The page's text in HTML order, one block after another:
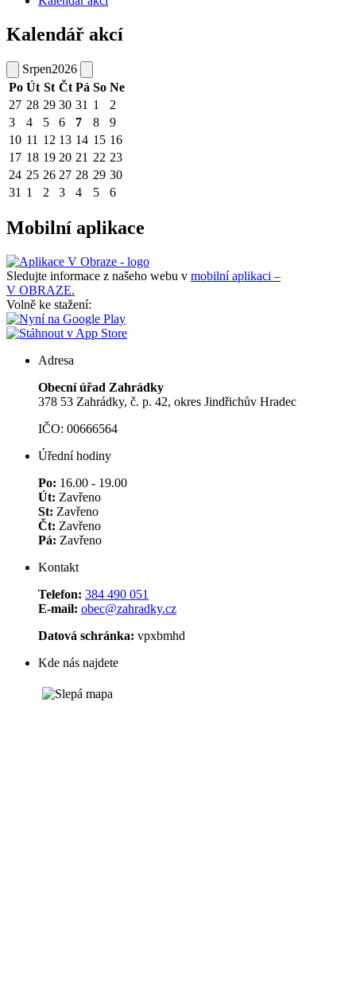
Kalendář akcí
Srpen2026
Po Út St Čt Pá So Ne
27 28 29 30 31 1
2
3
4 5 6 7 8
9
10 11 12 13 14 15 16
17 18 19 20 21 22 23
24 25 26 27 28 29 30
31 1 2 3 4 5 6
Mobilní aplikace
Sledujte informace z našeho webu v mobilní aplikaci –
V OBRAZE.
Volně ke stažení:
Adresa
Obecní úřad Zahrádky
378 53 Zahrádky, č. p. 42, okres Jindřichův Hradec
IČO: 00666564
Úřední hodiny
Po: 16.00 - 19.00
Út: Zavřeno
St: Zavřeno
Čt: Zavřeno
Pá: Zavřeno
Kontakt
Telefon: 384 490 051
E-mail: obec@zahradky.cz
Datová schránka: vpxbmhd
Kde nás najdete